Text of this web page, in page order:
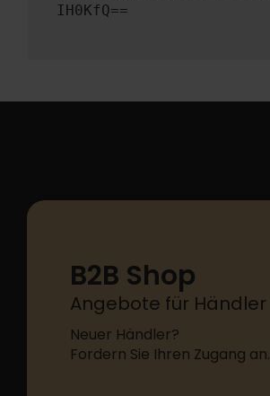
IH0KfQ==
B2B Shop
Angebote für Händler
Neuer Händler?
Fordern Sie Ihren Zugang an.